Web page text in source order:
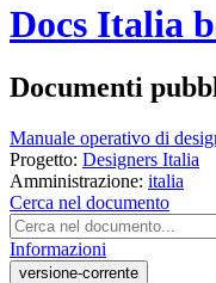
Docs Italia
Documenti
Manuale operativo di
Progetto: Designers Italia
Amministrazione: italia
Cerca nel documento
Informazioni
versione-corrente